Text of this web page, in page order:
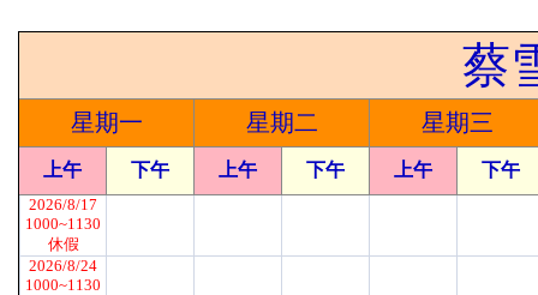
蔡
星期一 星期二 星期三
上午 下午 上午 下午 上午 下午
2026/8/17
1000~1130
休假
2026/8/24
1000~1130